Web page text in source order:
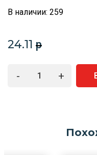
В наличии: 259
24.11 p
- +